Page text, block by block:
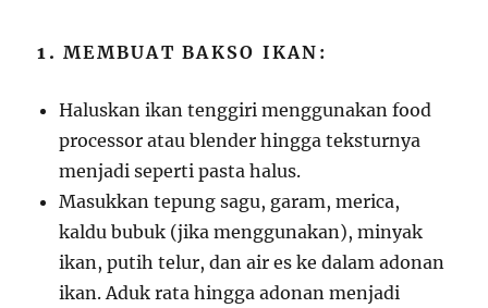
1.MEMBUAT BAKSO IKAN:
Haluskan ikan tenggiri menggunakan food
processor atau blender hingga teksturnya
menjadi seperti pasta halus.
Masukkan tepung sagu, garam, merica,
kaldu bubuk (jika menggunakan), minyak
ikan, putih telur, dan air es ke dalam adonan
ikan. Aduk rata hingga adonan menjadi